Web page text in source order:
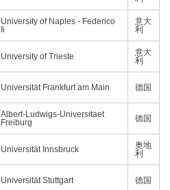
University of Naples - Federico
Ii
意大
利
University of Trieste
意大
利
Universität Frankfurt am Main 德国
Albert-Ludwigs-Universitaet
Freiburg
德国
Universität Innsbruck
奥地
利
Universität Stuttgart 德国